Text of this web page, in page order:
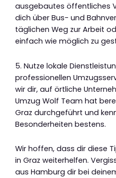
ausgebautes öffentliches
dich über Bus- und
täglichen Weg zur Arbeit
einfach wie möglich zu
5. Nutze lokale
professionellen
wir dir, auf örtliche
Umzug Wolf Team hat
Graz durchgeführt und
Besonderheiten bestens.
Wir hoffen, dass dir diese
in Graz weiterhelfen.
aus Hamburg dir bei